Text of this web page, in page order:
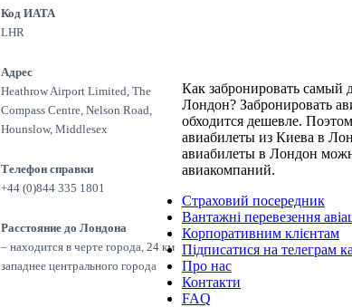
Код ИАТА
LHR
Адрес
Heathrow Airport Limited, The
Compass Centre, Nelson Road,
Hounslow, Middlesex
Телефон справки
+44 (0)844 335 1801
Расстояние до Лондона
– находится в черте города, 24 км
западнее центрального города
Как забронировать самый
Лондон? Забронировать
обходится дешевле.
авиабилеты из Киева в
авиабилеты в Лондон
авиакомпаний.
Страховий посередник
Вантажні перевезення
Корпоративним клієнтам
Підписатися на телеграм
Про нас
Контакти
FAQ